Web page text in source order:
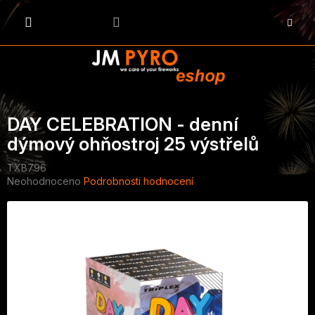
Přejít
na
KOŠÍK
DAY CELEBRATION - denní
dýmový ohňostroj 25 výstřelů
TXB796
Průměrné
Neohodnoceno Podrobnosti hodnocení